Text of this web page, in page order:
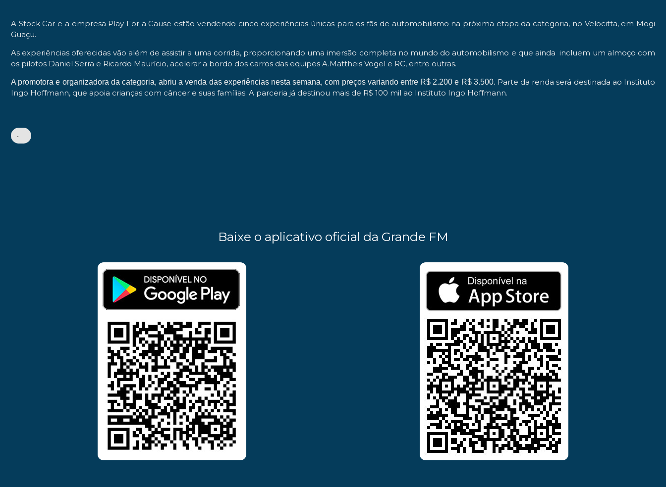
A Stock Car e a empresa Play For a Cause estão vendendo cinco experiências únicas para os fãs de automobilismo na próxima etapa da categoria, no Velocitta, em Mogi
Guaçu.
As experiências oferecidas vão além de assistir a uma corrida, proporcionando uma imersão completa no mundo do automobilismo e que ainda incluem um almoço com
os pilotos Daniel Serra e Ricardo Maurício, acelerar a bordo dos carros das equipes A.Mattheis Vogel e RC, entre outras.
A promotora e organizadora da categoria, abriu a venda das experiências nesta semana, com preços variando entre R$ 2.200 e R$ 3.500. Parte da renda será destinada ao Instituto
Ingo Hoffmann, que apoia crianças com câncer e suas famílias. A parceria já destinou mais de R$ 100 mil ao Instituto Ingo Hoffmann.
•
Baixe o aplicativo oficial da Grande FM